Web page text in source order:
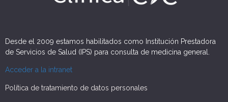
Desde el 2009 estamos habilitados como Institución Prestadora
de Servicios de Salud (IPS) para consulta de medicina general.
Acceder a la intranet
Política de tratamiento de datos personales